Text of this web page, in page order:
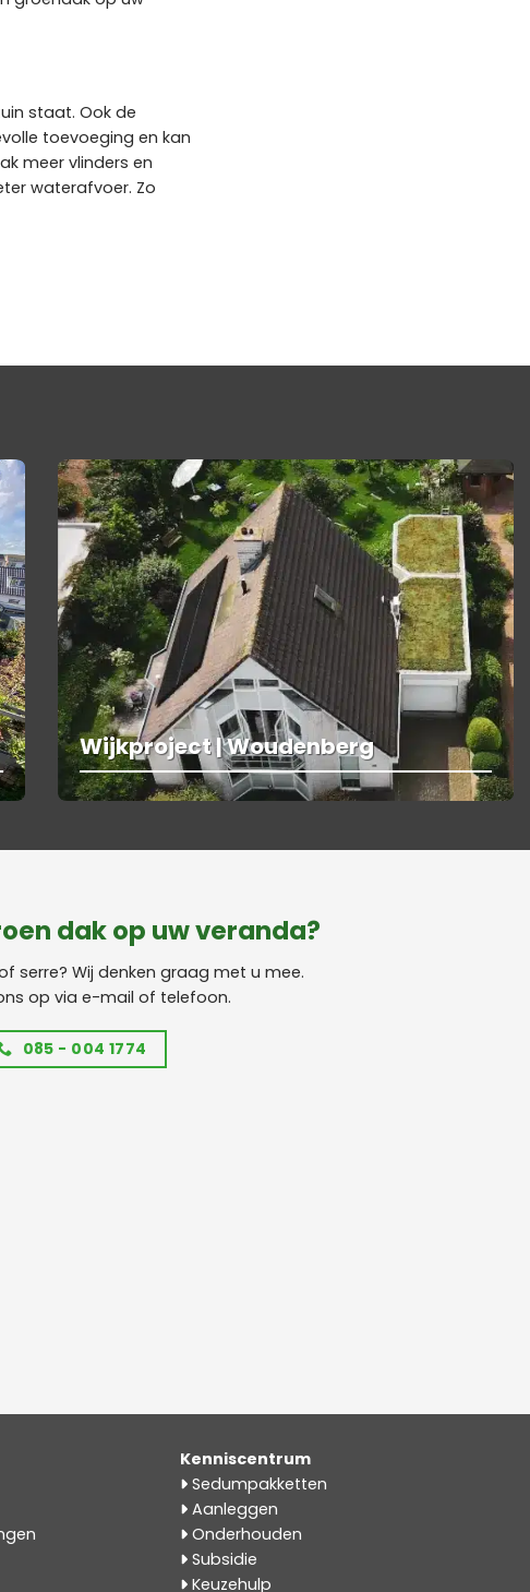
staat. Ook de
toevoeging en kan
meer vlinders en
waterafvoer. Zo
Wijkproject | Woudenberg
dak op uw veranda?
serre? Wij denken graag met u mee.
op via e-mail of telefoon.
085 - 004 1774
Kenniscentrum
Sedumpakketten
Aanleggen
Onderhouden
Subsidie
Keuzehulp